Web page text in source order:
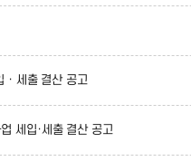
· 세출 결산 공고
세입·세출 결산 공고